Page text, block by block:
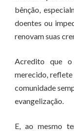
bênção,
doentes ou
renovam suas
Acredito que o
merecido,
comunidade
evangelização.
E, ao mesmo